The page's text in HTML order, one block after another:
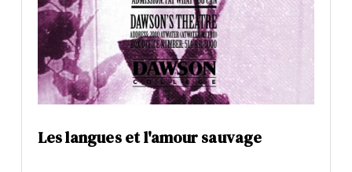
Les langues et l'amour sauvage